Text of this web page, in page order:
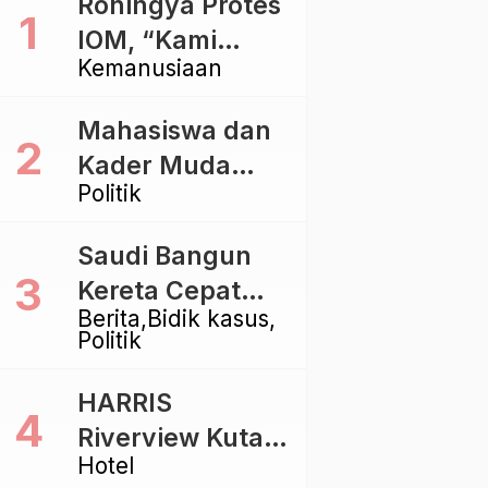
Kemanusiaan
IOM, “Kami
dibiarkan Mati
Politik
Mahasiswa dan
Kader Muda
Ramaikan Forum
Golkar di
Singaraja
Berita Bidik kasus
Politik
Saudi Bangun
Kereta Cepat
Rp112 Triliun,
Proyek Rp116
Triliun yang
Baru Sampai
Hotel
HARRIS
Riverview Kuta
Bali Tawarkan